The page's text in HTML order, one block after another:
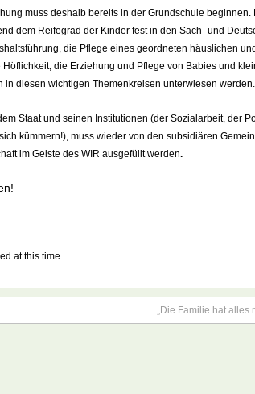
muss deshalb bereits in der Grundschule
dem Reifegrad der Kinder fest in den Sach- und
die Pflege eines geordneten häuslichen
die Erziehung und Pflege von Babies und
diesen wichtigen Themenkreisen unterwiesen werden.
Staat und seinen Institutionen (der Sozialarbeit, der
kümmern!), muss wieder von den subsidiären
im Geiste des WIR ausgefüllt werden.
at this time.
„Die Familie hat alles